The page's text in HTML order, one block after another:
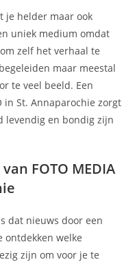
je helder maar ook
uniek medium omdat
zelf het verhaal te
maar meestal
te veel beeld. Een
in St. Annaparochie zorgt
levendig en bondig zijn
FOTO MEDIA
dat nieuws door een
ontdekken welke
zijn om voor je te